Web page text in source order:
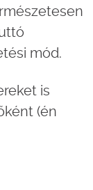
mód.
is
(én